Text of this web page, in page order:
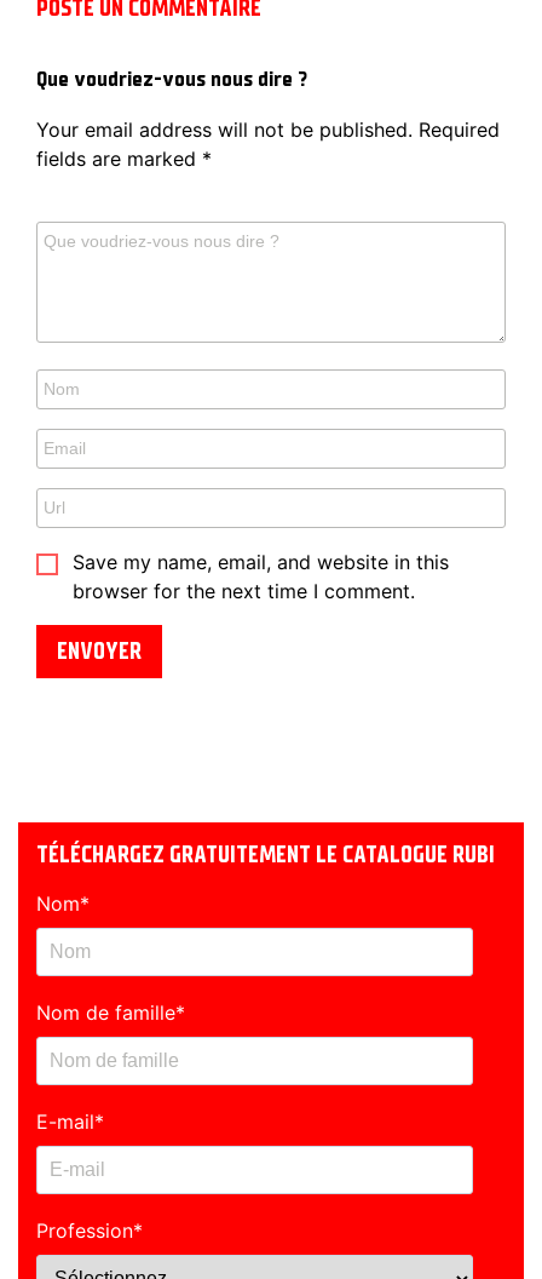
POSTE UN COMMENTAIRE
Que voudriez-vous nous dire ?
Your email address will not be published. Required
fields are marked *
Save my name, email, and website in this
browser for the next time I comment.
TÉLÉCHARGEZ GRATUITEMENT LE CATALOGUE RUBI
Nom*
Nom de famille*
E-mail*
Profession*